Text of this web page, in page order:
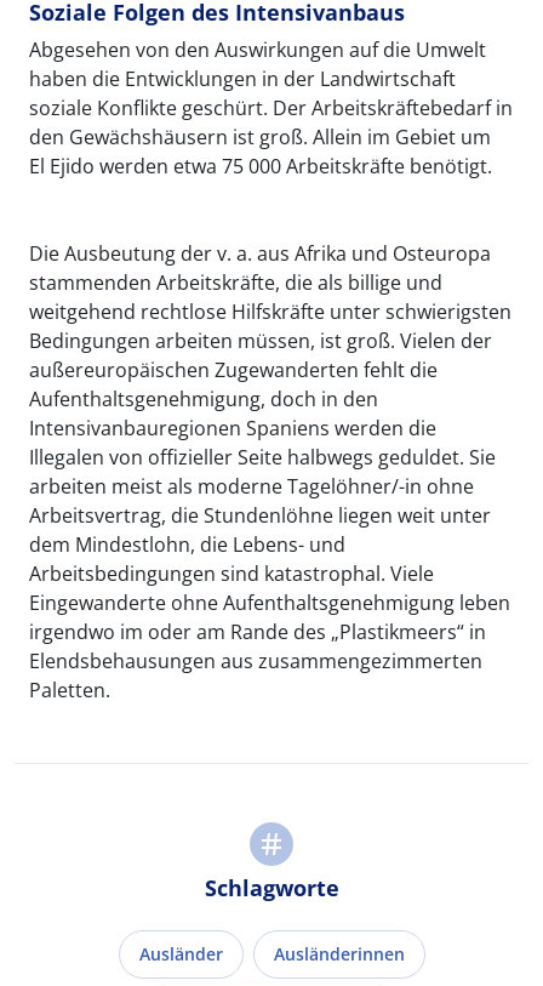
Soziale Folgen des Intensivanbaus
Abgesehen von den Auswirkungen auf die Umwelt
haben die Entwicklungen in der Landwirtschaft
soziale Konflikte geschürt. Der Arbeitskräftebedarf in
den Gewächshäusern ist groß. Allein im Gebiet um
El Ejido werden etwa 75 000 Arbeitskräfte benötigt.
Die Ausbeutung der v. a. aus Afrika und Osteuropa
stammenden Arbeitskräfte, die als billige und
weitgehend rechtlose Hilfskräfte unter schwierigsten
Bedingungen arbeiten müssen, ist groß. Vielen der
außereuropäischen Zugewanderten fehlt die
Aufenthaltsgenehmigung, doch in den
Intensivanbauregionen Spaniens werden die
Illegalen von offizieller Seite halbwegs geduldet. Sie
arbeiten meist als moderne Tagelöhner/-in ohne
Arbeitsvertrag, die Stundenlöhne liegen weit unter
dem Mindestlohn, die Lebens- und
Arbeitsbedingungen sind katastrophal. Viele
Eingewanderte ohne Aufenthaltsgenehmigung leben
irgendwo im oder am Rande des „Plastikmeers“ in
Elendsbehausungen aus zusammengezimmerten
Paletten.
Schlagworte
Ausländer Ausländerinnen